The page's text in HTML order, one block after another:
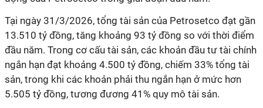
Tại ngày 31/3/2026, tổng tài sản của Petrosetco đạt gần
13.510 tỷ đồng, tăng khoảng 93 tỷ đồng so với thời điểm
đầu năm. Trong cơ cấu tài sản, các khoản đầu tư tài chính
ngắn hạn đạt khoảng 4.500 tỷ đồng, chiếm 33% tổng tài
sản, trong khi các khoản phải thu ngắn hạn ở mức hơn
5.505 tỷ đồng, tương đương 41% quy mô tài sản.